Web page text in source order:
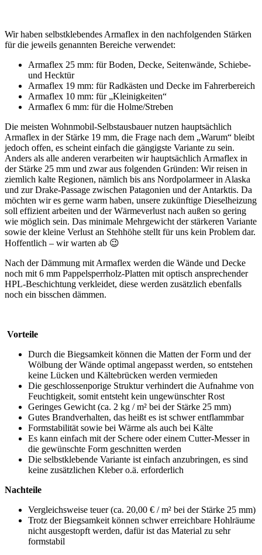
Wir haben selbstklebendes Armaflex in den nachfolgenden Stärken
für die jeweils genannten Bereiche verwendet:
Armaflex 25 mm: für Boden, Decke, Seitenwände, Schiebe-
und Hecktür
Armaflex 19 mm: für Radkästen und Decke im Fahrerbereich
Armaflex 10 mm: für „Kleinigkeiten“
Armaflex 6 mm: für die Holme/Streben
Die meisten Wohnmobil-Selbstausbauer nutzen hauptsächlich
Armaflex in der Stärke 19 mm, die Frage nach dem „Warum“ bleibt
jedoch offen, es scheint einfach die gängigste Variante zu sein.
Anders als alle anderen verarbeiten wir hauptsächlich Armaflex in
der Stärke 25 mm und zwar aus folgenden Gründen: Wir reisen in
ziemlich kalte Regionen, nämlich bis ans Nordpolarmeer in Alaska
und zur Drake-Passage zwischen Patagonien und der Antarktis. Da
möchten wir es gerne warm haben, unsere zukünftige Dieselheizung
soll effizient arbeiten und der Wärmeverlust nach außen so gering
wie möglich sein. Das minimale Mehrgewicht der stärkeren Variante
sowie der kleine Verlust an Stehhöhe stellt für uns kein Problem dar.
Hoffentlich – wir warten ab 😉
Nach der Dämmung mit Armaflex werden die Wände und Decke
noch mit 6 mm Pappelsperrholz-Platten mit optisch ansprechender
HPL-Beschichtung verkleidet, diese werden zusätzlich ebenfalls
noch ein bisschen dämmen.
Vorteile
Durch die Biegsamkeit können die Matten der Form und der
Wölbung der Wände optimal angepasst werden, so entstehen
keine Lücken und Kältebrücken werden vermieden
Die geschlossenporige Struktur verhindert die Aufnahme von
Feuchtigkeit, somit entsteht kein ungewünschter Rost
Geringes Gewicht (ca. 2 kg / m² bei der Stärke 25 mm)
Gutes Brandverhalten, das heißt es ist schwer entflammbar
Formstabilität sowie bei Wärme als auch bei Kälte
Es kann einfach mit der Schere oder einem Cutter-Messer in
die gewünschte Form geschnitten werden
Die selbstklebende Variante ist einfach anzubringen, es sind
keine zusätzlichen Kleber o.ä. erforderlich
Nachteile
Vergleichsweise teuer (ca. 20,00 € / m² bei der Stärke 25 mm)
Trotz der Biegsamkeit können schwer erreichbare Hohlräume
nicht ausgestopft werden, dafür ist das Material zu sehr
formstabil